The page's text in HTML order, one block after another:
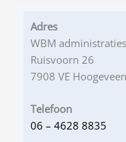
Adres
WBM administraties
Ruisvoorn 26
7908 VE Hoogeveen
Telefoon
06 – 4628 8835